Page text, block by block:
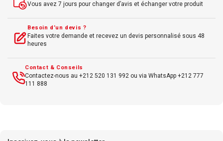
Vous avez 7 jours pour changer d’avis et échanger votre produit
Besoin d’un devis ?
Faites votre demande et recevez un devis personnalisé sous 48
heures
Contact & Conseils
Contactez-nous au +212 520 131 992 ou via WhatsApp +212 777
111 888